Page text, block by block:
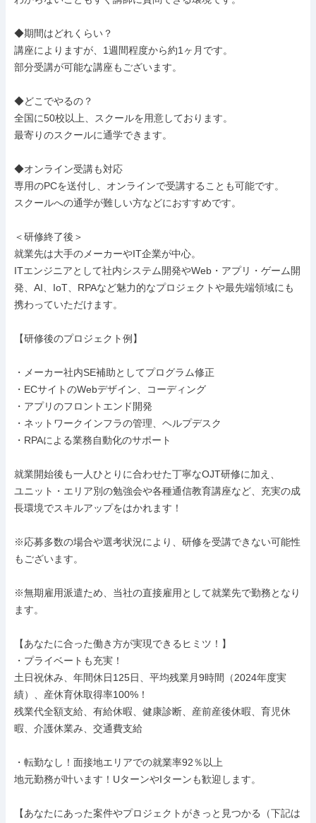
◆期間はどれくらい？
講座によりますが、1週間程度から約1ヶ月です。
部分受講が可能な講座もございます。
◆どこでやるの？
全国に50校以上、スクールを用意しております。
最寄りのスクールに通学できます。
◆オンライン受講も対応
専用のPCを送付し、オンラインで受講することも可能です。
スクールへの通学が難しい方などにおすすめです。
＜研修終了後＞
就業先は大手のメーカーやIT企業が中心。
ITエンジニアとして社内システム開発やWeb・アプリ・ゲーム開
発、AI、IoT、RPAなど魅力的なプロジェクトや最先端領域にも
携わっていただけます。
【研修後のプロジェクト例】
・メーカー社内SE補助としてプログラム修正
・ECサイトのWebデザイン、コーディング
・アプリのフロントエンド開発
・ネットワークインフラの管理、ヘルプデスク
・RPAによる業務自動化のサポート
就業開始後も一人ひとりに合わせた丁寧なOJT研修に加え、
ユニット・エリア別の勉強会や各種通信教育講座など、充実の成
長環境でスキルアップをはかれます！
※応募多数の場合や選考状況により、研修を受講できない可能性
もございます。
※無期雇用派遣ため、当社の直接雇用として就業先で勤務となり
ます。
【あなたに合った働き方が実現できるヒミツ！】
・プライベートも充実！
土日祝休み、年間休日125日、平均残業月9時間（2024年度実
績）、産休育休取得率100%！
残業代全額支給、有給休暇、健康診断、産前産後休暇、育児休
暇、介護休業み、交通費支給
・転勤なし！面接地エリアでの就業率92％以上
地元勤務が叶います！UターンやIターンも歓迎します。
【あなたにあった案件やプロジェクトがきっと見つかる（下記は